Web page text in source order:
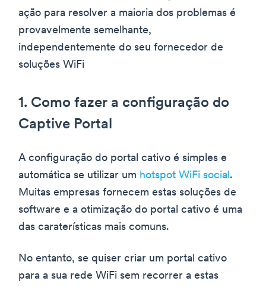
ação para resolver a maioria dos problemas é
provavelmente semelhante,
independentemente do seu fornecedor de
soluções WiFi
1. Como fazer a configuração do
Captive Portal
A configuração do portal cativo é simples e
automática se utilizar um hotspot WiFi social.
Muitas empresas fornecem estas soluções de
software e a otimização do portal cativo é uma
das caraterísticas mais comuns.
No entanto, se quiser criar um portal cativo
para a sua rede WiFi sem recorrer a estas